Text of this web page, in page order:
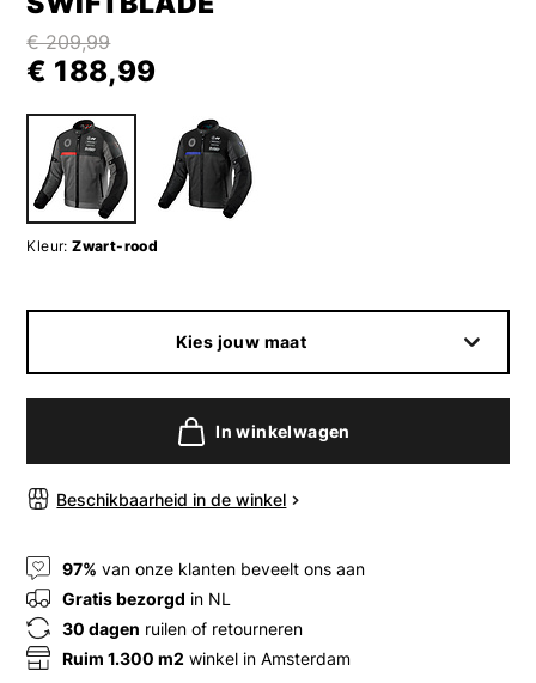
€ 209,99
€ 188,99
Kleur: Zwart-rood
Kies jouw maat
In winkelwagen
Beschikbaarheid in de winkel
97% van onze klanten beveelt ons aan
Gratis bezorgd in NL
30 dagen ruilen of retourneren
Ruim 1.300 m2 winkel in Amsterdam